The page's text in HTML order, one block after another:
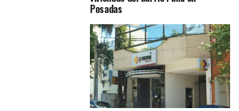
Posadas